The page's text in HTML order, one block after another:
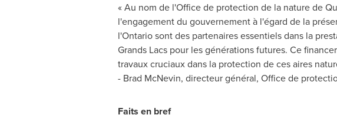
« Au nom de l'Office de protection de la nature de
l'engagement du gouvernement à l'égard de la
l'Ontariosont des partenaires essentiels dans la
Grands Lacs pour les générations futures. Ce
travaux cruciaux dans la protection de ces aires
- Brad McNevin, directeur général, Office de
Faits en bref